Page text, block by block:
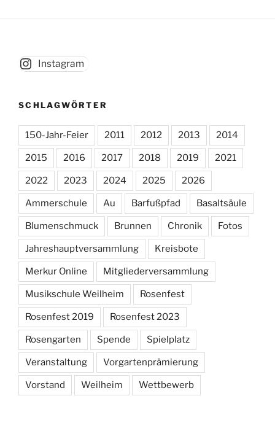
Jahreshauptversammlung
Musikschule Weilheim
Rosenfest 2019 Rosenfest 2023
Rosengarten Spende Spielplatz
Veranstaltung Vorgartenprämierung
Vorstand Weilheim Wettbewerb
Mitgliedsantrag
Datenschutzrichtlinie
Datenschutzerklärung
Impressum